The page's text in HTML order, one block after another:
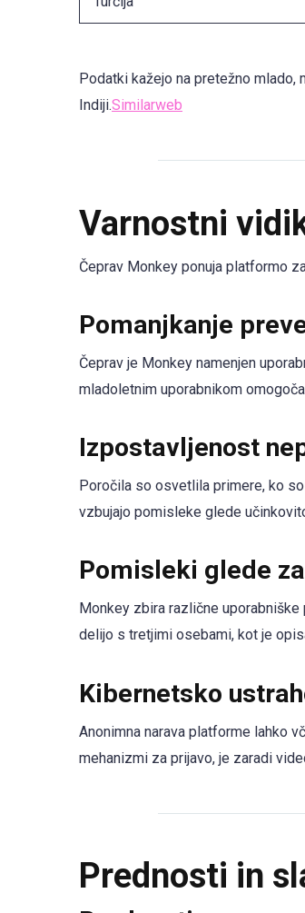
Podatki kažejo na pretežno mlado,
Indiji.Similarweb
Varnostni
Čeprav Monkey ponuja platformo
Pomanjkanje
Čeprav je Monkey namenjen
mladoletnim uporabnikom
Izpostavljenost
Poročila so osvetlila primere, ko
vzbujajo pomisleke glede
Pomisleki glede
Monkey zbira različne
delijo s tretjimi osebami, kot je
Kibernetsko
Anonimna narava platforme lahko
mehanizmi za prijavo, je zaradi
Prednosti in